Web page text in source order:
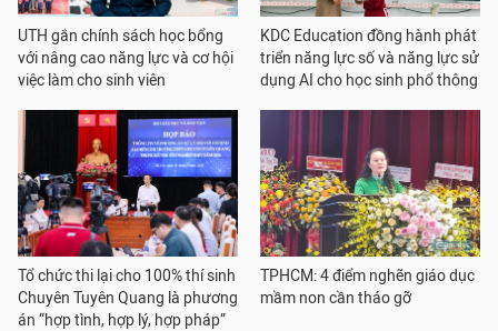
UTH gắn chính sách học bổng
với nâng cao năng lực và cơ hội
việc làm cho sinh viên
KDC Education đồng hành phát
triển năng lực số và năng lực sử
dụng AI cho học sinh phổ thông
Tổ chức thi lại cho 100% thí sinh
Chuyên Tuyên Quang là phương
án “hợp tình, hợp lý, hợp pháp”
TPHCM: 4 điểm nghẽn giáo dục
mầm non cần tháo gỡ